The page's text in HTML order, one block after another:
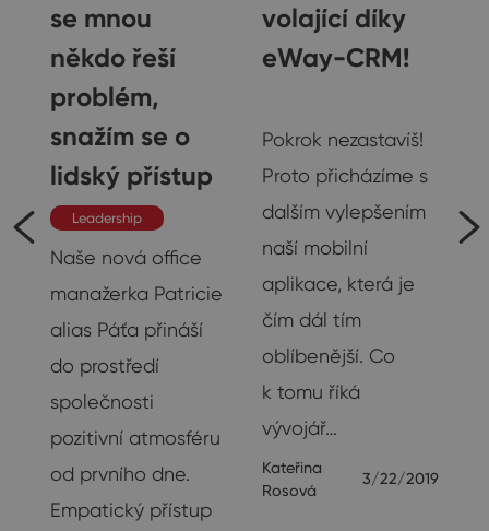
se mnou
někdo řeší
problém,
snažím se o
lidský přístup
Leadership
Naše nová office
manažerka Patricie
alias Páťa přináší
do prostředí
společnosti
pozitivní atmosféru
od prvního dne.
Empatický přístup
volající díky
eWay-CRM!
Pokrok nezastavíš!
Proto přicházíme s
dalším vylepšením
naší mobilní
aplikace, která je
čím dál tím
oblíbenější. Co
k tomu říká
vývojář…
Kateřina
Rosová
3/22/2019